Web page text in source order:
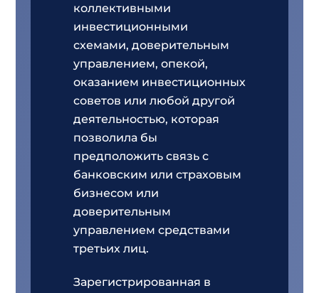
коллективными
инвестиционными
схемами, доверительным
управлением, опекой,
оказанием инвестиционных
советов или любой другой
деятельностью, которая
позволила бы
предположить связь с
банковским или страховым
бизнесом или
доверительным
управлением средствами
третьих лиц.
Зарегистрированная в